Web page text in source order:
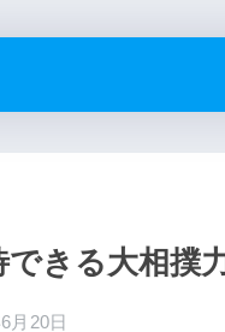
きる大相撲
月20日